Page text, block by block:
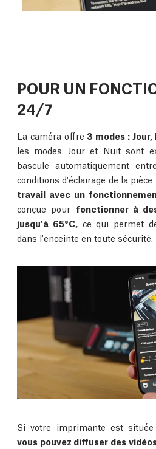
POUR UN
24/7
La caméra offre 3 modes :
les modes Jour et Nuit sont
bascule automatiquement
conditions d'éclairage de la pièce
travail avec un
conçue pour fonctionner à
jusqu'à 65°C,ce qui permet
dans l'enceinte en toute sécurité.
Si votre imprimante est
vous pouvez diffuser des